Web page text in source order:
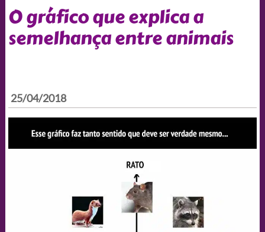
O gráfico que explica a
semelhança entre animais
25/04/2018